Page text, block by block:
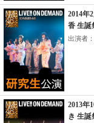
2014年
香 生誕
出演者
2013年
き 生誕